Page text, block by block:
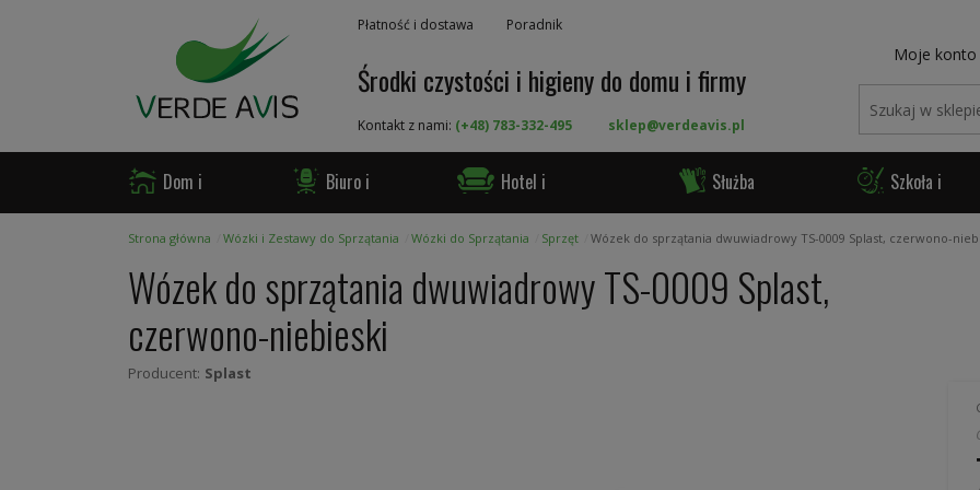
Płatność i dostawa Poradnik
Środki czystości i higieny do domu i firmy
Kontakt z nami: (+48) 783-332-495 sklep@verdeavis.pl
Moje konto
Dom i
Ogród
Biuro i
Firma
Hotel i
Gastronomia
Służba
Zdrowia
Szkoła i
Urząd
Strona główna Wózki i Zestawy do Sprzątania Wózki do Sprzątania Sprzęt Wózek do sprzątania dwuwiadrowy TS-0009 Splast, czerwono-
Wózek do sprzątania dwuwiadrowy TS-0009 Splast,
czerwono-niebieski
Producent: Splast